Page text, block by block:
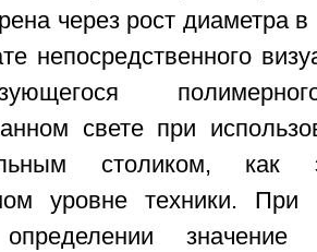
через рост диаметра в
непосредственного
свете при
столиком,
уровне техники. При
значение